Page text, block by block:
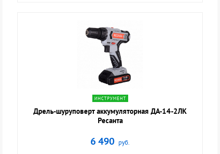
ИНСТРУМЕНТ
Дрель-шуруповерт аккумуляторная ДА-14-2ЛК
Ресанта
6 490 руб.